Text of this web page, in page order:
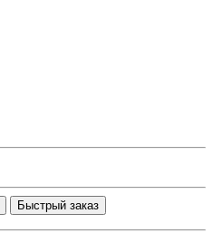
Быстрый заказ